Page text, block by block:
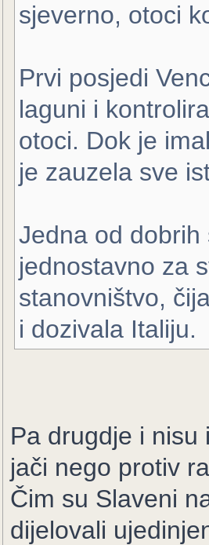
sjeverno, otoci
Prvi posjedi
laguni i
otoci. Dok je
je zauzela sve
Jedna od
jednostavno za
stanovništvo,
i dozivala Italiju.
Pa drugdje i nisu
jači nego protiv
Čim su Slaveni
dijelovali